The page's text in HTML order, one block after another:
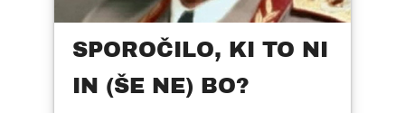
SPOROČILO, KI TO NI
IN (ŠE NE) BO?